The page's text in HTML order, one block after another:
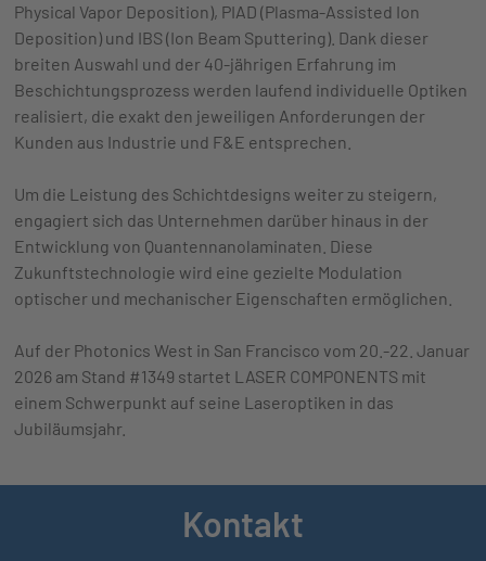
Physical Vapor Deposition), PIAD (Plasma-Assisted Ion
Deposition) und IBS (Ion Beam Sputtering). Dank dieser
breiten Auswahl und der 40-jährigen Erfahrung im
Beschichtungsprozess werden laufend individuelle Optiken
realisiert, die exakt den jeweiligen Anforderungen der
Kunden aus Industrie und F&E entsprechen.
Um die Leistung des Schichtdesigns weiter zu steigern,
engagiert sich das Unternehmen darüber hinaus in der
Entwicklung von Quantennanolaminaten. Diese
Zukunftstechnologie wird eine gezielte Modulation
optischer und mechanischer Eigenschaften ermöglichen.
Auf der Photonics West in San Francisco vom 20.-22. Januar
2026 am Stand #1349 startet LASER COMPONENTS mit
einem Schwerpunkt auf seine Laseroptiken in das
Jubiläumsjahr.
Kontakt